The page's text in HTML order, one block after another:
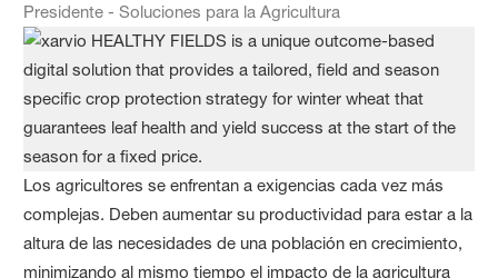
Presidente - Soluciones para la Agricultura
Los agricultores se enfrentan a exigencias cada vez más
complejas. Deben aumentar su productividad para estar a la
altura de las necesidades de una población en crecimiento,
minimizando al mismo tiempo el impacto de la agricultura